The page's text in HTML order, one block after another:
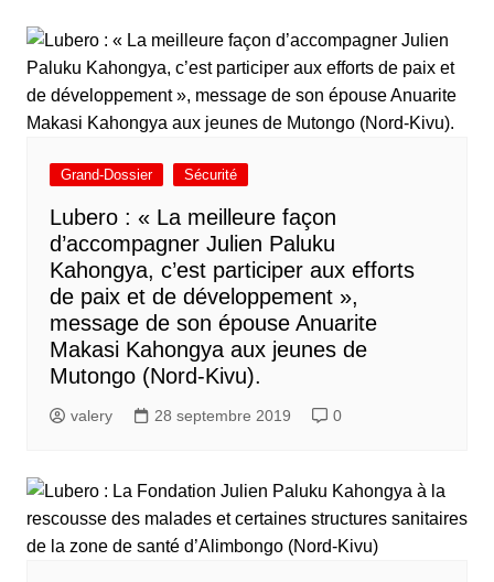
Grand-Dossier Sécurité
Lubero : « La meilleure façon
d’accompagner Julien Paluku
Kahongya, c’est participer aux efforts
de paix et de développement »,
message de son épouse Anuarite
Makasi Kahongya aux jeunes de
Mutongo (Nord-Kivu).
valery 28 septembre 2019 0